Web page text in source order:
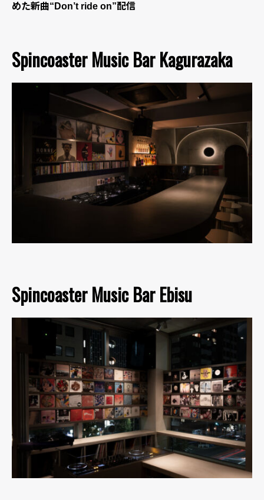
めた新曲“Don’t ride on”配信
Spincoaster Music Bar Kagurazaka
Spincoaster Music Bar Ebisu